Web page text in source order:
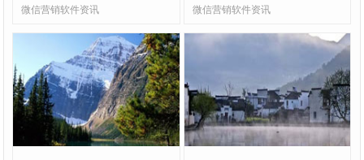
微信营销软件资讯 微信营销软件资讯